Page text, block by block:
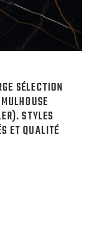
SÉLECTION
STYLES
ET QUALITÉ